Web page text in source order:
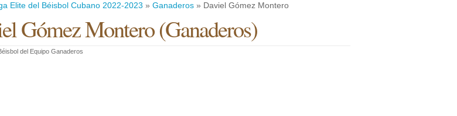
Elite del Béisbol Cubano 2022-2023 » Ganaderos » Daviel Gómez Montero
Gómez Montero(Ganaderos)
del Equipo Ganaderos